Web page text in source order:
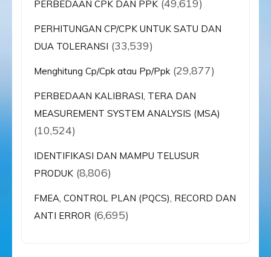
PERBEDAAN CPK DAN PPK (49,619)
PERHITUNGAN CP/CPK UNTUK SATU DAN
DUA TOLERANSI (33,539)
Menghitung Cp/Cpk atau Pp/Ppk (29,877)
PERBEDAAN KALIBRASI, TERA DAN
MEASUREMENT SYSTEM ANALYSIS (MSA)
(10,524)
IDENTIFIKASI DAN MAMPU TELUSUR
PRODUK (8,806)
FMEA, CONTROL PLAN (PQCS), RECORD DAN
ANTI ERROR (6,695)